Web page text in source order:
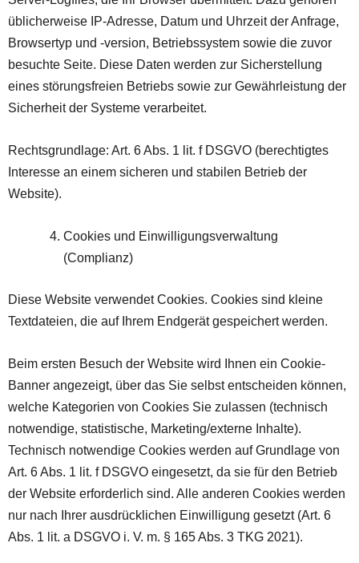
üblicherweise IP-Adresse, Datum und Uhrzeit der Anfrage,
Browsertyp und -version, Betriebssystem sowie die zuvor
besuchte Seite. Diese Daten werden zur Sicherstellung
eines störungsfreien Betriebs sowie zur Gewährleistung der
Sicherheit der Systeme verarbeitet.
Rechtsgrundlage: Art. 6 Abs. 1 lit. f DSGVO (berechtigtes
Interesse an einem sicheren und stabilen Betrieb der
Website).
Cookies und Einwilligungsverwaltung
(Complianz)
Diese Website verwendet Cookies. Cookies sind kleine
Textdateien, die auf Ihrem Endgerät gespeichert werden.
Beim ersten Besuch der Website wird Ihnen ein Cookie-
Banner angezeigt, über das Sie selbst entscheiden können,
welche Kategorien von Cookies Sie zulassen (technisch
notwendige, statistische, Marketing/externe Inhalte).
Technisch notwendige Cookies werden auf Grundlage von
Art. 6 Abs. 1 lit. f DSGVO eingesetzt, da sie für den Betrieb
der Website erforderlich sind. Alle anderen Cookies werden
nur nach Ihrer ausdrücklichen Einwilligung gesetzt (Art. 6
Abs. 1 lit. a DSGVO i. V. m. § 165 Abs. 3 TKG 2021).